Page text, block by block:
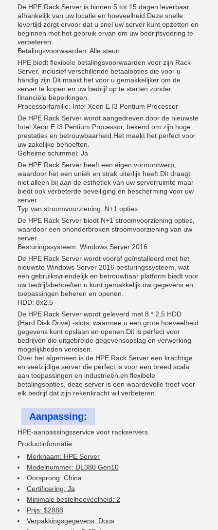
De HPE Rack Server is binnen 5 tot 15 dagen leverbaar,
afhankelijk van uw locatie en hoeveelheid.Deze snelle
levertijd zorgt ervoor dat u snel uw server kunt opzetten en
beginnen met het gebruik ervan om uw bedrijfsvoering te
verbeteren.
Betalingsvoorwaarden: Alle steun
HPE biedt flexibele betalingsvoorwaarden voor zijn Rack
Server, inclusief verschillende betaalopties die voor u
handig zijn.Dit maakt het voor u gemakkelijker om de
server te kopen en uw bedrijf op te starten zonder
financiële beperkingen.
Processorfamilie: Intel Xeon E I3 Pentium Processor
De HPE Rack Server wordt aangedreven door de nieuwste
Intel Xeon E I3 Pentium Processor, bekend om zijn hoge
prestaties en betrouwbaarheid.Het maakt het perfect voor
uw zakelijke behoeften.
Geheime schimmel: Ja
De HPE Rack Server heeft een eigen vormontwerp,
waardoor het een uniek en strak uiterlijk heeft.Dit draagt
niet alleen bij aan de esthetiek van uw serverruimte maar
biedt ook verbeterde beveiliging en bescherming voor uw
server.
Typ van stroomvoorziening: N+1 opties
De HPE Rack Server biedt N+1 stroomvoorziening opties,
waardoor een ononderbroken stroomvoorziening van uw
server..
Besturingssysteem: Windows Server 2016
De HPE Rack Server wordt vooraf geïnstalleerd met het
nieuwste Windows Server 2016 besturingssysteem, wat
een gebruiksvriendelijk en betrouwbaar platform biedt voor
uw bedrijfsbehoeften.u kunt gemakkelijk uw gegevens en
toepassingen beheren en openen.
HDD: 8x2.5
De HPE Rack Server wordt geleverd met 8 * 2,5 HDD
(Hard Disk Drive) -slots, waarmee u een grote hoeveelheid
gegevens kunt opslaan en openen.Dit is perfect voor
bedrijven die uitgebreide gegevensopslag en verwerking
mogelijkheden vereisen.
Over het algemeen is de HPE Rack Server een krachtige
en veelzijdige server die perfect is voor een breed scala
aan toepassingen en industrieën.en flexibele
betalingsopties, deze server is een waardevolle troef voor
elk bedrijf dat zijn rekenkracht wil verbeteren.
Aanpassing:
HPE-aanpassingsservice voor rackservers
Productinformatie
Merknaam: HPE Server
Modelnummer: DL380 Gen10
Oorsprong: China
Certificering: Ja
Minimale bestelhoeveelheid: 2
Prijs: $2888
Verpakkingsgegevens: Doos